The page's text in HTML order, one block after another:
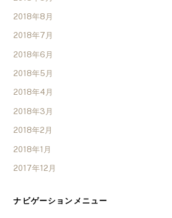
2018年8月
2018年7月
2018年6月
2018年5月
2018年4月
2018年3月
2018年2月
2018年1月
2017年12月
ナビゲーションメニュー